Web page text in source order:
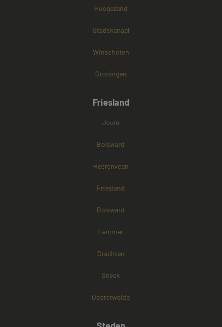
Hoogezand
Stadskanaal
Winschoten
Groningen
Friesland
Joure
Bolsward
Heerenveen
Friesland
Bolsward
Lemmer
Drachten
Sneek
Oosterwolde